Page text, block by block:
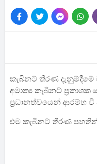
කැබිනට් තීරණ දැනුම්දීමේ
අමාත්‍ය කැබිනට්
ප්‍රධානත්වයෙන් ආරම්භ වී
එම කැබිනට් තීරණ